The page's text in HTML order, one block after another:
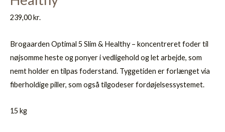
239,00kr.
Brogaarden Optimal 5 Slim & Healthy – koncentreret foder til
nøjsomme heste og ponyer i vedligehold og let arbejde, som
nemt holder en tilpas foderstand. Tyggetiden er forlænget via
fiberholdige piller, som også tilgodeser fordøjelsessystemet.
15 kg